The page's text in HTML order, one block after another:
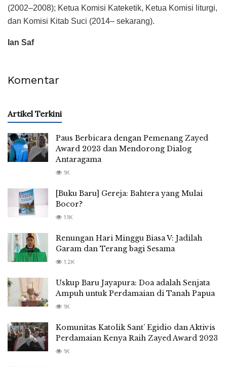
(2002–2008); Ketua Komisi Kateketik, Ketua Komisi liturgi,
dan Komisi Kitab Suci (2014– sekarang).
Ian Saf
Komentar
Artikel Terkini
Paus Berbicara dengan Pemenang Zayed
Award 2023 dan Mendorong Dialog
Antaragama
1K
[Buku Baru] Gereja: Bahtera yang Mulai
Bocor?
1.1K
Renungan Hari Minggu Biasa V: Jadilah
Garam dan Terang bagi Sesama
1.2K
Uskup Baru Jayapura: Doa adalah Senjata
Ampuh untuk Perdamaian di Tanah Papua
1K
Komunitas Katolik Sant’ Egidio dan Aktivis
Perdamaian Kenya Raih Zayed Award 2023
1K